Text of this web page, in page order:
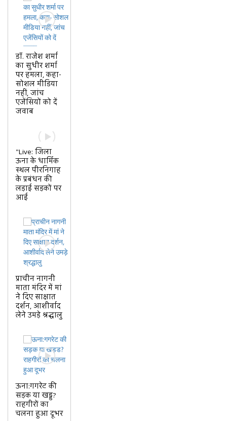
डॉ. राजेश शर्मा
का सुधीर शर्मा
पर हमला, कहा-
सोशल मीडिया
नहीं, जांच
एजेंसियों को दें
जवाब
"Live: जिला
ऊना के धार्मिक
स्थल पीरनिगाह
के प्रबंधन की
लड़ाई सड़कों पर
आई
प्राचीन नागनी
माता मंदिर में मां
ने दिए साक्षात
दर्शन, आशीर्वाद
लेने उमड़े श्रद्धालु
ऊना:गगरेट की
सड़क या खड्ड?
राहगीरों का
चलना हुआ दूभर